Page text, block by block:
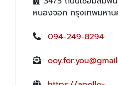
หนองจอก กรุงเทพมหา
094-249-8294